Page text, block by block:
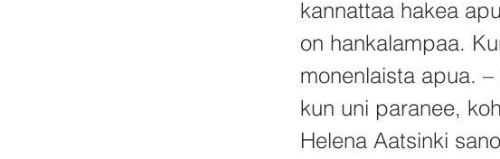
kannattaa hakea
on hankalampaa.
monenlaista apua.
kun uni paranee,
Helena Aatsinki